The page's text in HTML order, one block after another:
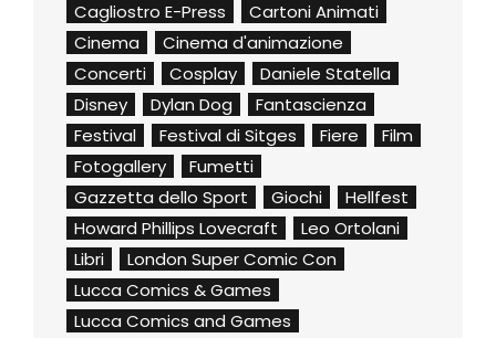
Cagliostro E-Press
Cartoni Animati
Cinema
Cinema d'animazione
Concerti
Cosplay
Daniele Statella
Disney
Dylan Dog
Fantascienza
Festival
Festival di Sitges Fiere
Film
Fotogallery
Fumetti
Gazzetta dello Sport
Giochi
Hellfest
Howard Phillips Lovecraft
Leo Ortolani
Libri
London Super Comic Con
Lucca Comics & Games
Lucca Comics and Games